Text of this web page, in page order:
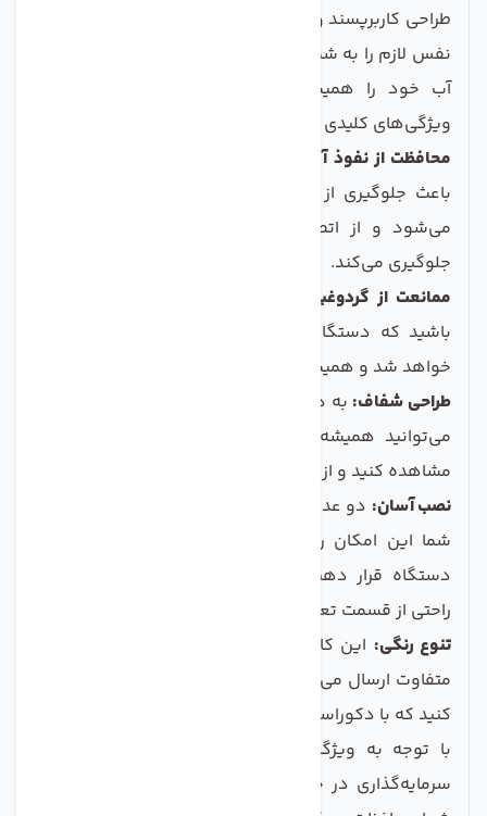
طراحی کاربرپسند و زیبایی ظاهری این محصول، اعتماد به
نفس لازم را به شما خواهد داد تا بتوانید دستگاه تصفیه
آب خود را همیشه در بهترین حالت نگهداری کنید.
ویژگی‌های کلیدی این کاور شامل:
محافظت از نفوذ آب:
باعث جلوگیری از نفوذ آب و رطوبت به داخل دستگاه
می‌شود و از اتصالی و برق‌گرفتی ناشی از نشت آب
جلوگیری می‌کند.
ممانعت از گردوغبار:
باشید که دستگاه تصفیه شما از گرد و غبار محافظت
خواهد شد و همیشه در ظاهر مناسب خواهد بود.
طراحی شفاف: به دلیل تولید این کاور با مواد شفاف، شما
می‌توانید همیشه وضعیت دستگاه تصفیه آب خود را
مشاهده کنید و از عملکرد آن مطمئن باشید.
نصب آسان: دو عدد زیپ در طرفین کاور تعبیه شده که به
شما این امکان را می‌دهد تا به راحتی کاور را بر روی
دستگاه قرار دهید و همچنین شلنگ‌های دستگاه به
راحتی از قسمت تعیین شده خارج شوند.
تنوع رنگی: این کاور بسته به موجودی انبار در رنگ‌های
متفاوت ارسال می‌شود، بنابراین می‌توانید رنگی را انتخاب
کنید که با دکوراسیون خانه شما هماهنگ باشد.
با توجه به ویژگی‌های نظافتی و محافظتی این کاور،
سرمایه‌گذاری در خرید آن نه تنها از دستگاه تصفیه آب